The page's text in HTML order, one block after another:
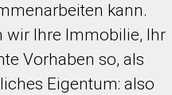
kann.
wir Ihre Immobilie, Ihr
Vorhaben so, als
Eigentum: also